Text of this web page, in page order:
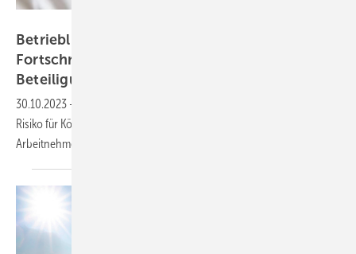
Betrieblicher Gesundheitsschutz: Spürbare
Fortschritte, aber oft Defizite bei der
Beteiligung von
30.10.2023 -
Risiko für Körper und Psyche von Arbeitnehmerinnen und
Arbeitnehmern